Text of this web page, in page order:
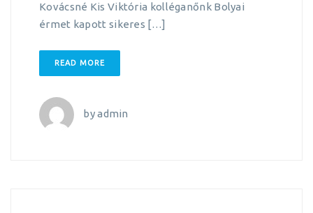
Kovácsné Kis Viktória kolléganőnk Bolyai
érmet kapott sikeres […]
READ MORE
byadmin